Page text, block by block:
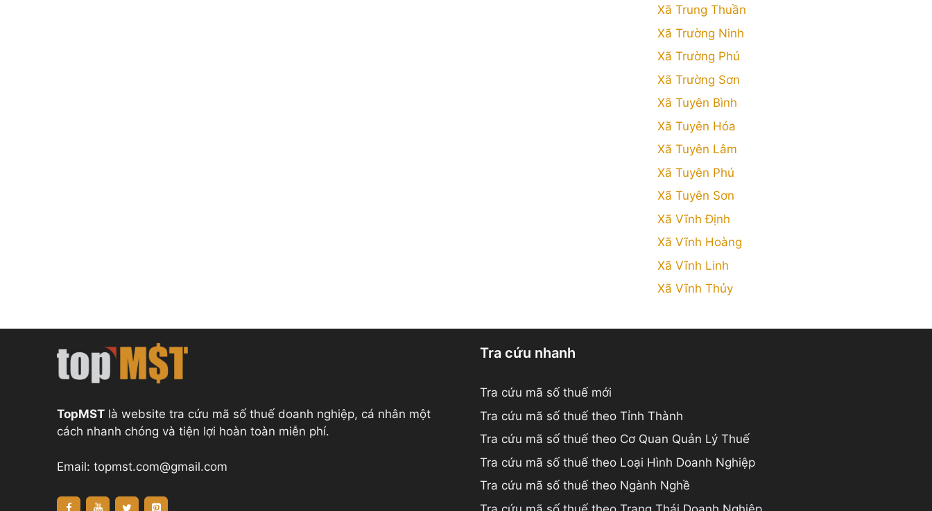
Xã Trung Thuần
Xã Trường Ninh
Xã Trường Phú
Xã Trường Sơn
Xã Tuyên Bình
Xã Tuyên Hóa
Xã Tuyên Lâm
Xã Tuyên Phú
Xã Tuyên Sơn
Xã Vĩnh Định
Xã Vĩnh Hoàng
Xã Vĩnh Linh
Xã Vĩnh Thủy
TopMST là website tra cứu mã số thuế doanh nghiệp, cá nhân một
cách nhanh chóng và tiện lợi hoàn toàn miễn phí.
Email: topmst.com@gmail.com
Tra cứu nhanh
Tra cứu mã số thuế mới
Tra cứu mã số thuế theo Tỉnh Thành
Tra cứu mã số thuế theo Cơ Quan Quản Lý Thuế
Tra cứu mã số thuế theo Loại Hình Doanh Nghiệp
Tra cứu mã số thuế theo Ngành Nghề